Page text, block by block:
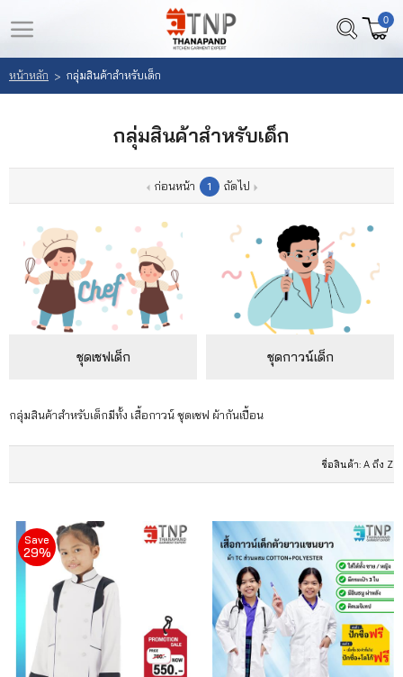
LOGIN
REGISTER
สนใจ
วิธี
สั่ง
ซื้อ
เรา
กับ
เรา
ติดต่อ
เรา
0
หน้าหลัก > กลุ่มสินค้าสำหรับเด็ก
กลุ่มสินค้าสำหรับเด็ก
ก่อนหน้า 1 ถัดไป
ชุดเชฟเด็ก ชุดกาวน์เด็ก
กลุ่มสินค้าสำหรับเด็กมีทั้ง เสื้อกาวน์ ชุดเชฟ ผ้ากันเปื้อน
Save
29%